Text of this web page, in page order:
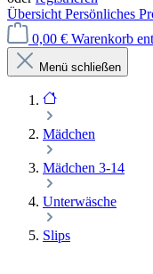
Übersicht Persönliches
0,00 € Warenkorb
Menü schließen
Mädchen
Mädchen 3-14
Unterwäsche
Slips